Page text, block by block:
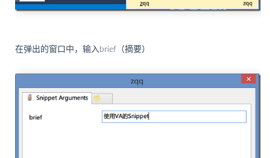
在弹出的窗口中，输入brief（摘要）